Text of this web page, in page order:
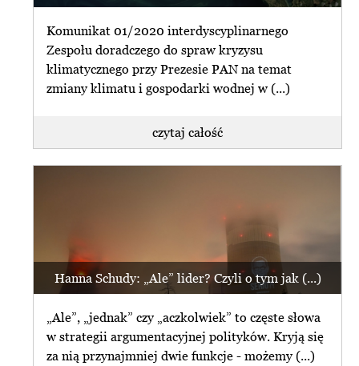
Komunikat 01/2020 interdyscyplinarnego
Zespołu doradczego do spraw kryzysu
klimatycznego przy Prezesie PAN na temat
zmiany klimatu i gospodarki wodnej w (...)
czytaj całość
Hanna Schudy: „Ale” lider? Czyli o tym jak (...)
„Ale”, „jednak” czy „aczkolwiek” to częste słowa
w strategii argumentacyjnej polityków. Kryją się
za nią przynajmniej dwie funkcje - możemy (...)